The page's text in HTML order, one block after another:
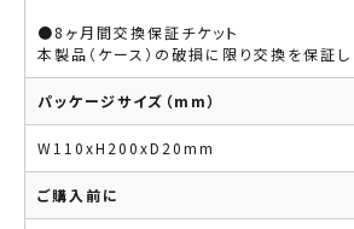
●8ヶ月間交換保証チケット
本製品（ケース）の破損に限り交換を保証し
パッケージサイズ（mm）
W110xH200xD20mm
ご購入前に